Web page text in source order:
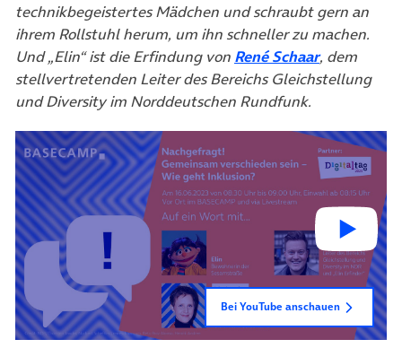
technikbegeistertes Mädchen und schraubt gern an
ihrem Rollstuhl herum, um ihn schneller zu machen.
Und „Elin“ ist die Erfindung von René Schaar(öffnet in
, dem
stellvertretenden Leiter des Bereichs Gleichstellung
und Diversity im Norddeutschen Rundfunk.
Bei YouTube anschauen